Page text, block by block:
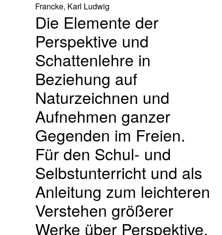
Francke, Karl Ludwig
Die Elemente der
Perspektive und
Schattenlehre in
Beziehung auf
Naturzeichnen und
Aufnehmen ganzer
Gegenden im Freien.
Für den Schul- und
Selbstunterricht und als
Anleitung zum leichteren
Verstehen größerer
Werke über Perspektive.